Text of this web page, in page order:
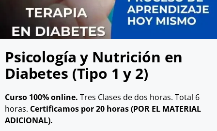
Psicología y Nutrición en
Diabetes (Tipo 1 y 2)
Curso 100% online. Tres Clases de dos horas. Total 6
horas. Certificamos por 20 horas (POR EL MATERIAL
ADICIONAL).